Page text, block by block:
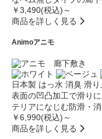
￥3,490(税込)～
商品を詳しく見る
Animoアニモ
日本製 はっ水 消臭 滑り
表面の凹凸加工で滑り
テリアになじむ防滑・
￥6,990(税込)～
商品を詳しく見る